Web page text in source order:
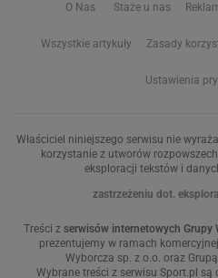
O Nas Staże u nas
Wszystkie artykuły Zasady
Ustawienia
Właściciel niniejszego serwisu nie
korzystanie z utworów
eksploracji tekstów i
zastrzeżeniu dot.
Treści z serwisów internetowych Grupy
prezentujemy w ramach
Wyborcza sp. z o.o. oraz
Wybrane treści z serwisu Sport.pl są